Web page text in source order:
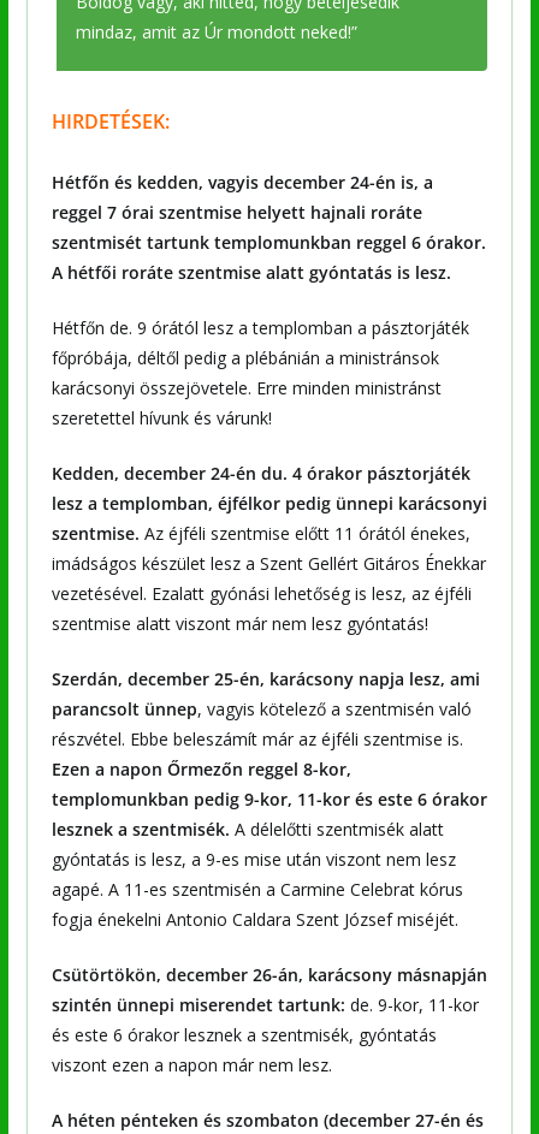
mindaz, amit az Úr mondott neked!”
HIRDETÉSEK:
Hétfőn és kedden, vagyis december 24-én is, a
reggel 7 órai szentmise helyett hajnali roráte
szentmisét tartunk templomunkban reggel 6 órakor.
A hétfői roráte szentmise alatt gyóntatás is lesz.
Hétfőn de. 9 órától lesz a templomban a pásztorjáték
főpróbája, déltől pedig a plébánián a ministránsok
karácsonyi összejövetele. Erre minden ministránst
szeretettel hívunk és várunk!
Kedden, december 24-én du. 4 órakor pásztorjáték
lesz a templomban, éjfélkor pedig ünnepi karácsonyi
szentmise. Az éjféli szentmise előtt 11 órától énekes,
imádságos készület lesz a Szent Gellért Gitáros Énekkar
vezetésével. Ezalatt gyónási lehetőség is lesz, az éjféli
szentmise alatt viszont már nem lesz gyóntatás!
Szerdán, december 25-én, karácsony napja lesz, ami
parancsolt ünnep, vagyis kötelező a szentmisén való
részvétel. Ebbe beleszámít már az éjféli szentmise is.
Ezen a napon Őrmezőn reggel 8-kor,
templomunkban pedig 9-kor, 11-kor és este 6 órakor
lesznek a szentmisék. A délelőtti szentmisék alatt
gyóntatás is lesz, a 9-es mise után viszont nem lesz
agapé. A 11-es szentmisén a Carmine Celebrat kórus
fogja énekelni Antonio Caldara Szent József miséjét.
Csütörtökön, december 26-án, karácsony másnapján
szintén ünnepi miserendet tartunk: de. 9-kor, 11-kor
és este 6 órakor lesznek a szentmisék, gyóntatás
viszont ezen a napon már nem lesz.
A héten pénteken és szombaton (december 27-én és